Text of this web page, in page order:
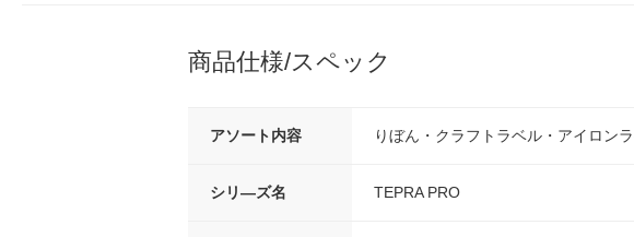
商品仕様/スペック
アソート内容 りぼん・クラフトラベル・アイロン
シリ―ズ名 TEPRA PRO